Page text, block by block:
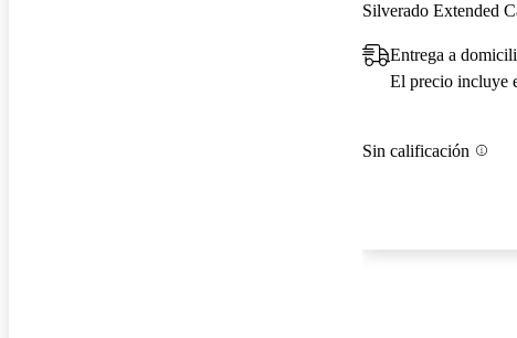
Silverado Extended
Entrega a
El precio incluye
Sin calificación